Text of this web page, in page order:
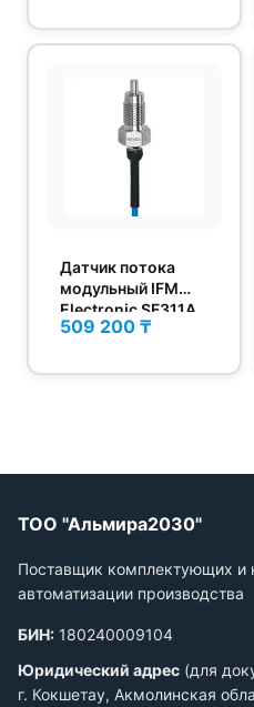
Датчик потока
модульный IFM
Electronic SF311A
509 200 ₸
ТОО "Альмира2030"
Поставщик комплектующих и
автоматизации производства
БИН: 180240009104
Юридический адрес (для
г. Кокшетау, Акмолинская